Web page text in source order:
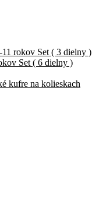
rokov Set ( 3 dielny )
Set ( 6 dielny )
kufre na kolieskach